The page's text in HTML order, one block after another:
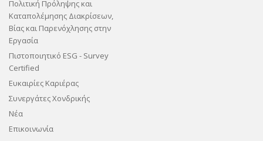
Πολιτική Πρόληψης και
Καταπολέμησης Διακρίσεων,
Βίας και Παρενόχλησης στην
Εργασία
Πιστοποιητικό ESG - Survey
Certified
Ευκαιρίες Καριέρας
Συνεργάτες Χονδρικής
Νέα
Επικοινωνία